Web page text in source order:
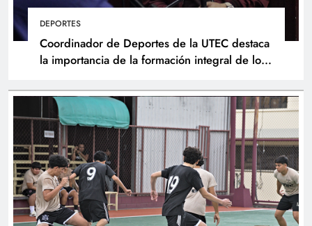
DEPORTES
Coordinador de Deportes de la UTEC destaca
la importancia de la formación integral de los